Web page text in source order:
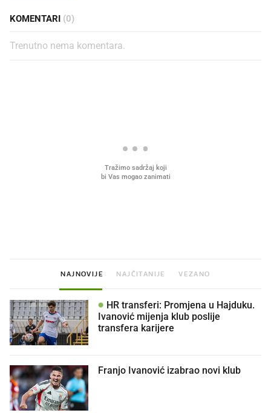
KOMENTARI (0)
Trenutno nema komentara.
NAJNOVIJE NAJČITANIJE VEZANO
HR transferi: Promjena u Hajduku.
Ivanović mijenja klub poslije
transfera karijere
Franjo Ivanović izabrao novi klub